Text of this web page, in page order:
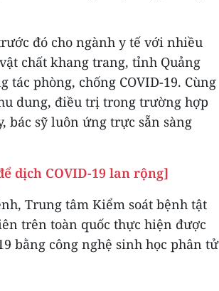
đó cho ngành y tế với nhiều
chất khang trang, tỉnh Quảng
phòng, chống COVID-19. Cùng
dung, điều trị trong trường hợp
bác sỹ luôn ứng trực sẵn sàng
dịch COVID-19 lan rộng]
Trung tâm Kiểm soát bệnh tật
trên toàn quốc thực hiện được
bằng công nghệ sinh học phân tử